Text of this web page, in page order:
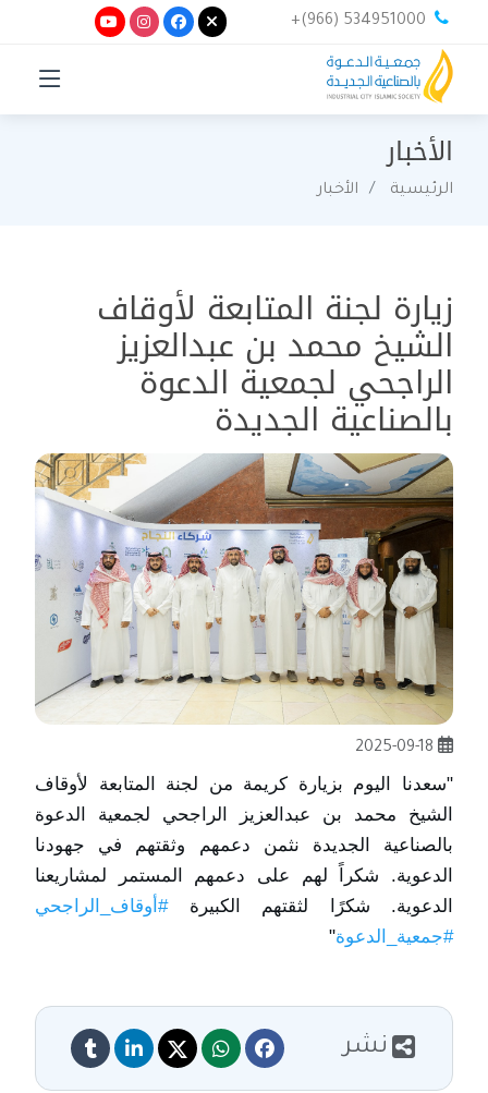
+(966) 534951000
الأخبار
الرئيسية الأخبار
زيارة لجنة المتابعة لأوقاف
الشيخ محمد بن عبدالعزيز
الراجحي لجمعية الدعوة
بالصناعية الجديدة
"سعدنا اليوم بزيارة كريمة من لجنة المتابعة لأوقاف
الشيخ محمد بن عبدالعزيز الراجحي لجمعية الدعوة
بالصناعية الجديدة نثمن دعمهم وثقتهم في جهودنا
الدعوية. شكراً لهم على دعمهم المستمر لمشاريعنا
الدعوية. شكرًا لثقتهم الكبيرة#أوقاف_الراجحي
#جمعية_الدعوة"
نشر